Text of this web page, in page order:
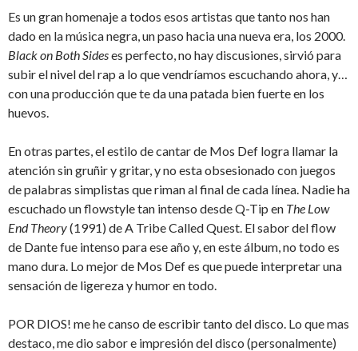
Es un gran homenaje a todos esos artistas que tanto nos han
dado en la música negra, un paso hacia una nueva era, los 2000.
Black on Both Sideses perfecto, no hay discusiones, sirvió para
subir el nivel del rap a lo que vendríamos escuchando ahora, y…
con una producción que te da una patada bien fuerte en los
huevos.
En otras partes, el estilo de cantar de Mos Def logra llamar la
atención sin gruñir y gritar, y no esta obsesionado con juegos
de palabras simplistas que riman al final de cada línea. Nadie ha
escuchado un flowstyle tan intenso desde Q-Tip en The Low
End Theory(1991) de A Tribe Called Quest. El sabor del flow
de Dante fue intenso para ese año y, en este álbum, no todo es
mano dura. Lo mejor de Mos Def es que puede interpretar una
sensación de ligereza y humor en todo.
POR DIOS! me he canso de escribir tanto del disco. Lo que mas
destaco, me dio sabor e impresión del disco (personalmente)